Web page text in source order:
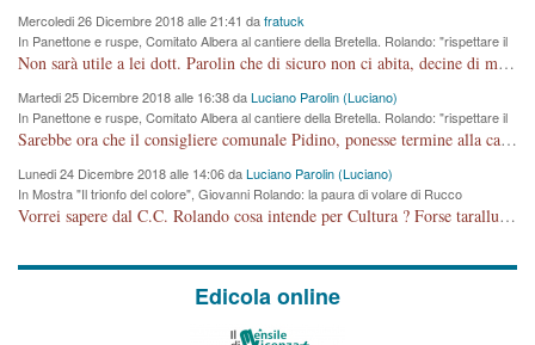
Mercoledi 26 Dicembre 2018 alle 21:41 dafratuck
In Panettone e ruspe, Comitato Albera al cantiere della Bretella. Rolando: "rispettare il
cronoprogramma"
Non sarà utile a lei dott. Parolin che di sicuro non ci abita, decine di migliaia di TIR, automobili e padroncini che passano quotidianamente per una strada appena rotabile, non è più possibile stendere i panni, attraversare la strada senza rischiare la morte, le case stanno crepando, i tempi sono cambiati e la bretella non passerà assolutamente per maddalene (ma cosa sta a dire?!), dia invece responsabilità a chi ha costruito tagliando la strada che doveva invece terminare a isola vicentina e non al moracchino lasciando Motta di Costabissara ancora in panne di traffico. I tempi sono cambiati dottore e se l'anagrafe della vita stagna nell'essere umano impressioni conservatrici, la società non le considera perchè va avanti, si industrializza e ha bisogno di infrastrutture e di sviluppo. Ultima considerazione, se è geloso di Rolando perchè vede in lui solo campagne politiche mentre si difendono i SOLI diritti dei cittadini, la preghiamo faccia considerazioni più appropriate. Saluti e complimenti per i suoi scritti.
Martedi 25 Dicembre 2018 alle 16:38 daLuciano Parolin (Luciano)
In Panettone e ruspe, Comitato Albera al cantiere della Bretella. Rolando: "rispettare il
cronoprogramma"
Sarebbe ora che il consigliere comunale Pidino, ponesse termine alla campagna elettorale nel territorio del suo seggio Villaggio del Sole. La tiraca è iniziata, distruggerà 6 km di prateria ovest della città, ricca di fonti e sorgenti d'acqua. I cittadini di Maddalene non avranno più Pace la notte. Molta colpa per la costruzione di questa Strada è proprio del signor Rolando,dei suoi gazebo mobili e che vuol far passare questa opera VANDALICA come progetto "utile" a chi ? Non è cosa seria sig. Rolando!
Lunedi 24 Dicembre 2018 alle 14:06 daLuciano Parolin (Luciano)
In Mostra "Il trionfo del colore", Giovanni Rolando: la paura di volare di Rucco
Vorrei sapere dal C.C. Rolando cosa intende per Cultura ? Forse tarallucci, vino e sagre, o spaghetti tricolori del PD ? Il continuo (s)parlare della mostra a Palazzo Chiericati caro consigliere DANNEGGIA FORTEMENTE l'immagine della città TUTTA e fa deviare i consensi che in RUSSIA (badi bene ex U.R.S.S.) sono ECCELLENTI. A livello artistico l'evento è di alta Valenza culturale, COMPITO di Tutta la Cittadinanza fare il possibile per propagandare l'iniziativa senza farne UN CASO PARTITICO come fa Lei da sempre. Meno Gazebo + Partecipazione! E così sia. Amen.
Edicola online